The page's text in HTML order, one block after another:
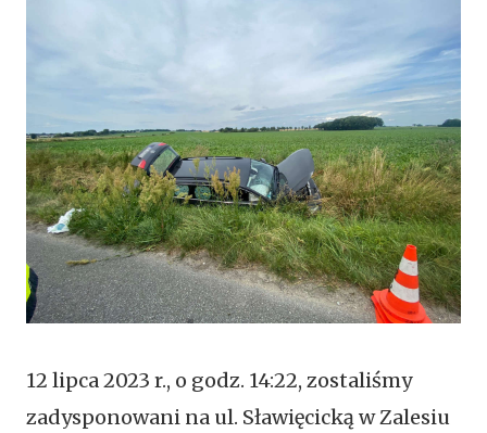
12 lipca 2023 r., o godz. 14:22, zostaliśmy
zadysponowani na ul. Sławięcicką w Zalesiu